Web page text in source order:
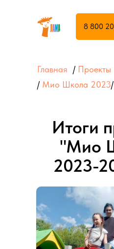
8 800
Главная / Проекты
/ Мио Школа 2023
Итоги
"Мио
2023-